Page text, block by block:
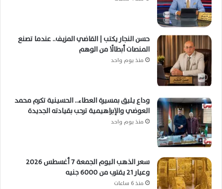
حسن النجار يكتب | القاضي المزيف.. عندما تصنع
المنصات أبطالًا من الوهم
منذ يوم واحد
وداع يليق بمسيرة العطاء.. الحسينية تكرم محمد
العوضي والإبراهيمية ترحب بقيادته الجديدة
منذ يوم واحد
سعر الذهب اليوم الجمعة 7 أغسطس 2026
وعيار 21 يقترب من 6000 جنيه
منذ 6 ساعات